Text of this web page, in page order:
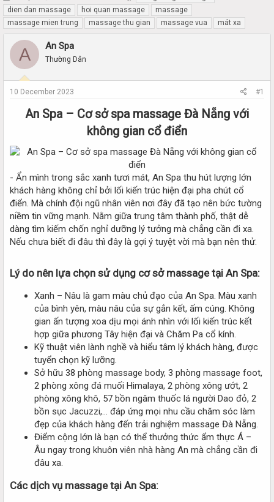
h
r
e
s
r
t
a
r
d
a
dien dan massage
hoi quan massage
massage
massage mien trung
massage thu gian massage vua mát xa
A An Spa
Thường Dân
10 December 2023 #1
An Spa – Cơ sở spa massage Đà Nẵng với
không gian cổ điển
- Ẩn mình trong sắc xanh tươi mát, An Spa thu hút lượng lớn
khách hàng không chỉ bởi lối kiến trúc hiện đại pha chút cổ
điển. Mà chính đội ngũ nhân viên nơi đây đã tạo nên bức tường
niềm tin vững mạnh. Nằm giữa trung tâm thành phố, thật dễ
dàng tìm kiếm chốn nghỉ dưỡng lý tưởng mà chẳng cần đi xa.
Nếu chưa biết đi đâu thì đây là gợi ý tuyệt vời mà bạn nên thử.
Lý do nên lựa chọn sử dụng cơ sở massage tại An Spa:
Xanh – Nâu là gam màu chủ đạo của An Spa. Màu xanh
của bình yên, màu nâu của sự gắn kết, ấm cúng. Không
gian ấn tượng xoa dịu mọi ánh nhìn với lối kiến trúc kết
hợp giữa phương Tây hiện đại và Chăm Pa cổ kính.
Kỹ thuật viên lành nghề và hiểu tâm lý khách hàng, được
tuyển chọn kỹ lưỡng.
Sở hữu 38 phòng massage body, 3 phòng massage foot,
2 phòng xông đá muối Himalaya, 2 phòng xông ướt, 2
phòng xông khô, 57 bồn ngâm thuốc lá người Dao đỏ, 2
bồn sục Jacuzzi,… đáp ứng mọi nhu cầu chăm sóc làm
đẹp của khách hàng đến trải nghiệm massage Đà Nẵng.
Điểm cộng lớn là bạn có thể thưởng thức ẩm thực Á –
Âu ngay trong khuôn viên nhà hàng An mà chẳng cần đi
đâu xa.
Các dịch vụ massage tại An Spa: